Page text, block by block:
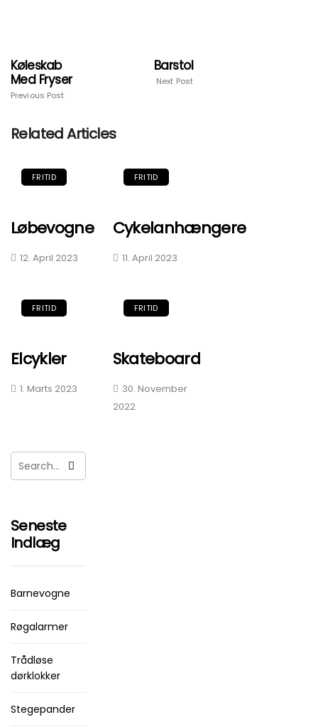
Køleskab
Med Fryser
Previous Post
Barstol
Next Post
Related Articles
FRITID
Løbevogne
12. April 2023
FRITID
Cykelanhængere
11. April 2023
FRITID
Elcykler
1. Marts 2023
FRITID
Skateboard
30. November
2022
Seneste
Indlæg
Barnevogne
Røgalarmer
Trådløse
dørklokker
Stegepander